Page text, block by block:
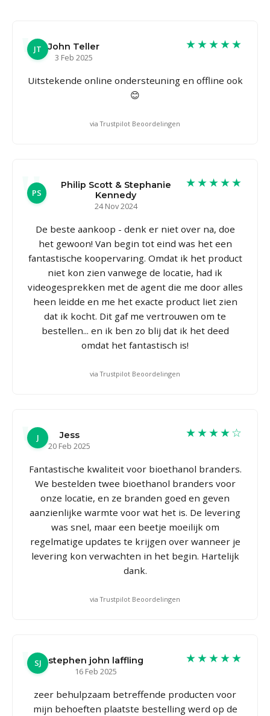
JT
John Teller
3 Feb 2025
★★★★★
Uitstekende online ondersteuning en offline ook
😊
via Trustpilot Beoordelingen
PS
Philip Scott & Stephanie
Kennedy
24 Nov 2024
★★★★★
De beste aankoop - denk er niet over na, doe
het gewoon! Van begin tot eind was het een
fantastische koopervaring. Omdat ik het product
niet kon zien vanwege de locatie, had ik
videogesprekken met de agent die me door alles
heen leidde en me het exacte product liet zien
dat ik kocht. Dit gaf me vertrouwen om te
bestellen... en ik ben zo blij dat ik het deed
omdat het fantastisch is!
via Trustpilot Beoordelingen
J
Jess
20 Feb 2025
★★★★☆
Fantastische kwaliteit voor bioethanol branders.
We bestelden twee bioethanol branders voor
onze locatie, en ze branden goed en geven
aanzienlijke warmte voor wat het is. De levering
was snel, maar een beetje moeilijk om
regelmatige updates te krijgen over wanneer je
levering kon verwachten in het begin. Hartelijk
dank.
via Trustpilot Beoordelingen
SJ
stephen john laffling
16 Feb 2025
★★★★★
zeer behulpzaam betreffende producten voor
mijn behoeften plaatste bestelling werd op de